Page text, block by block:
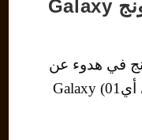
مواصفات هاتف سامسونج Galaxy
في هدوء عن
هاتفها الذكي الأحدث (جالاكسي أي01) Galaxy